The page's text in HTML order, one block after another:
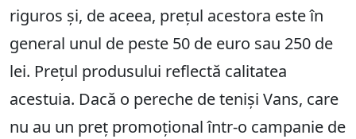
riguros și, de aceea, prețul acestora este în
general unul de peste 50 de euro sau 250 de
lei. Prețul produsului reflectă calitatea
acestuia. Dacă o pereche de teniși Vans, care
nu au un preț promoțional într-o campanie de